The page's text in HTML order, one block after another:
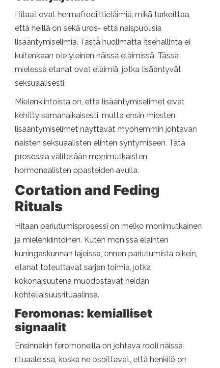
Hitaat ovat hermafrodiittieläimiä, mikä tarkoittaa,
että heillä on sekä uros- että naispuolisia
lisääntymiselimiä. Tästä huolimatta itsehallinta ei
kuitenkaan ole yleinen näissä eläimissä. Tässä
mielessä etanat ovat eläimiä, jotka lisääntyvät
seksuaalisesti.
Mielenkiintoista on, että lisääntymiselimet eivät
kehitty samanaikaisesti, mutta ensin miesten
lisääntymiselimet näyttävät myöhemmin johtavan
naisten seksuaalisten elinten syntymiseen. Tätä
prosessia välitetään monimutkaisten
hormonaalisten opasteiden avulla.
Cortation and Feding
Rituals
Hitaan pariutumisprosessi on melko monimutkainen
ja mielenkiintoinen. Kuten monissa eläinten
kuningaskunnan lajeissa, ennen pariutumista oikein,
etanat toteuttavat sarjan toimia, jotka
kokonaisuutena muodostavat heidän
kohteliaisuusrituaalinsa.
Feromonas: kemialliset
signaalit
Ensinnäkin feromoneilla on johtava rooli näissä
rituaaleissa, koska ne osoittavat, että henkilö on